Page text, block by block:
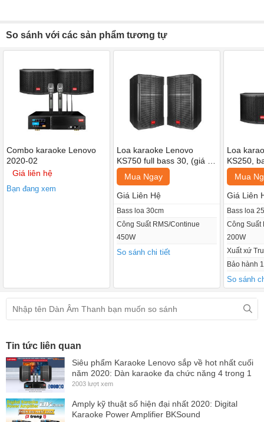
mượt mà. CUốn hút nhất là ê căng cong mặt trước có thiết
kế tinh tế, nổi bật hơn hẳn.
Để mang đến khả năng hoạt động ấn tượng nhất Lenovo
trang bị hệ thống linh kiện cao cấp, đặc biệt là hệ thống củ
loa tiên tiến hàng đầu. Thuộc mẫu loa Passive có cấu tạo 2
loa 2 đường tiếng, với hệ thống 2 củ loa gồm loa bass
55mm+50mm/14coil/3 inch cao cấp, được sản xuất trên dây
chuyền hiện đại, hoạt động bền bỉ.
So sánh với các sản phẩm tương tự
Combo karaoke Lenovo
2020-02
Giá liên hệ
Bạn đang xem
Loa karaoke Lenovo
KS750 full bass 30, (giá 2
chiếc)
Mua Ngay
Giá Liên Hệ
Bass loa 30cm
Công Suất RMS/Continue
450W
So sánh chi tiết
Loa
KS250,
chiếc)
Mua
Giá Liên
Bass loa
Công Suất
200W
Xuất xứ
Bảo hành
So sánh
Tin tức liên quan
Siêu phẩm Karaoke Lenovo sắp về hot nhất cuối
năm 2020: Dàn karaoke đa chức năng 4 trong 1
2003 lượt xem
Amply kỹ thuật số hiện đại nhất 2020: Digital
Karaoke Power Amplifier BKSound